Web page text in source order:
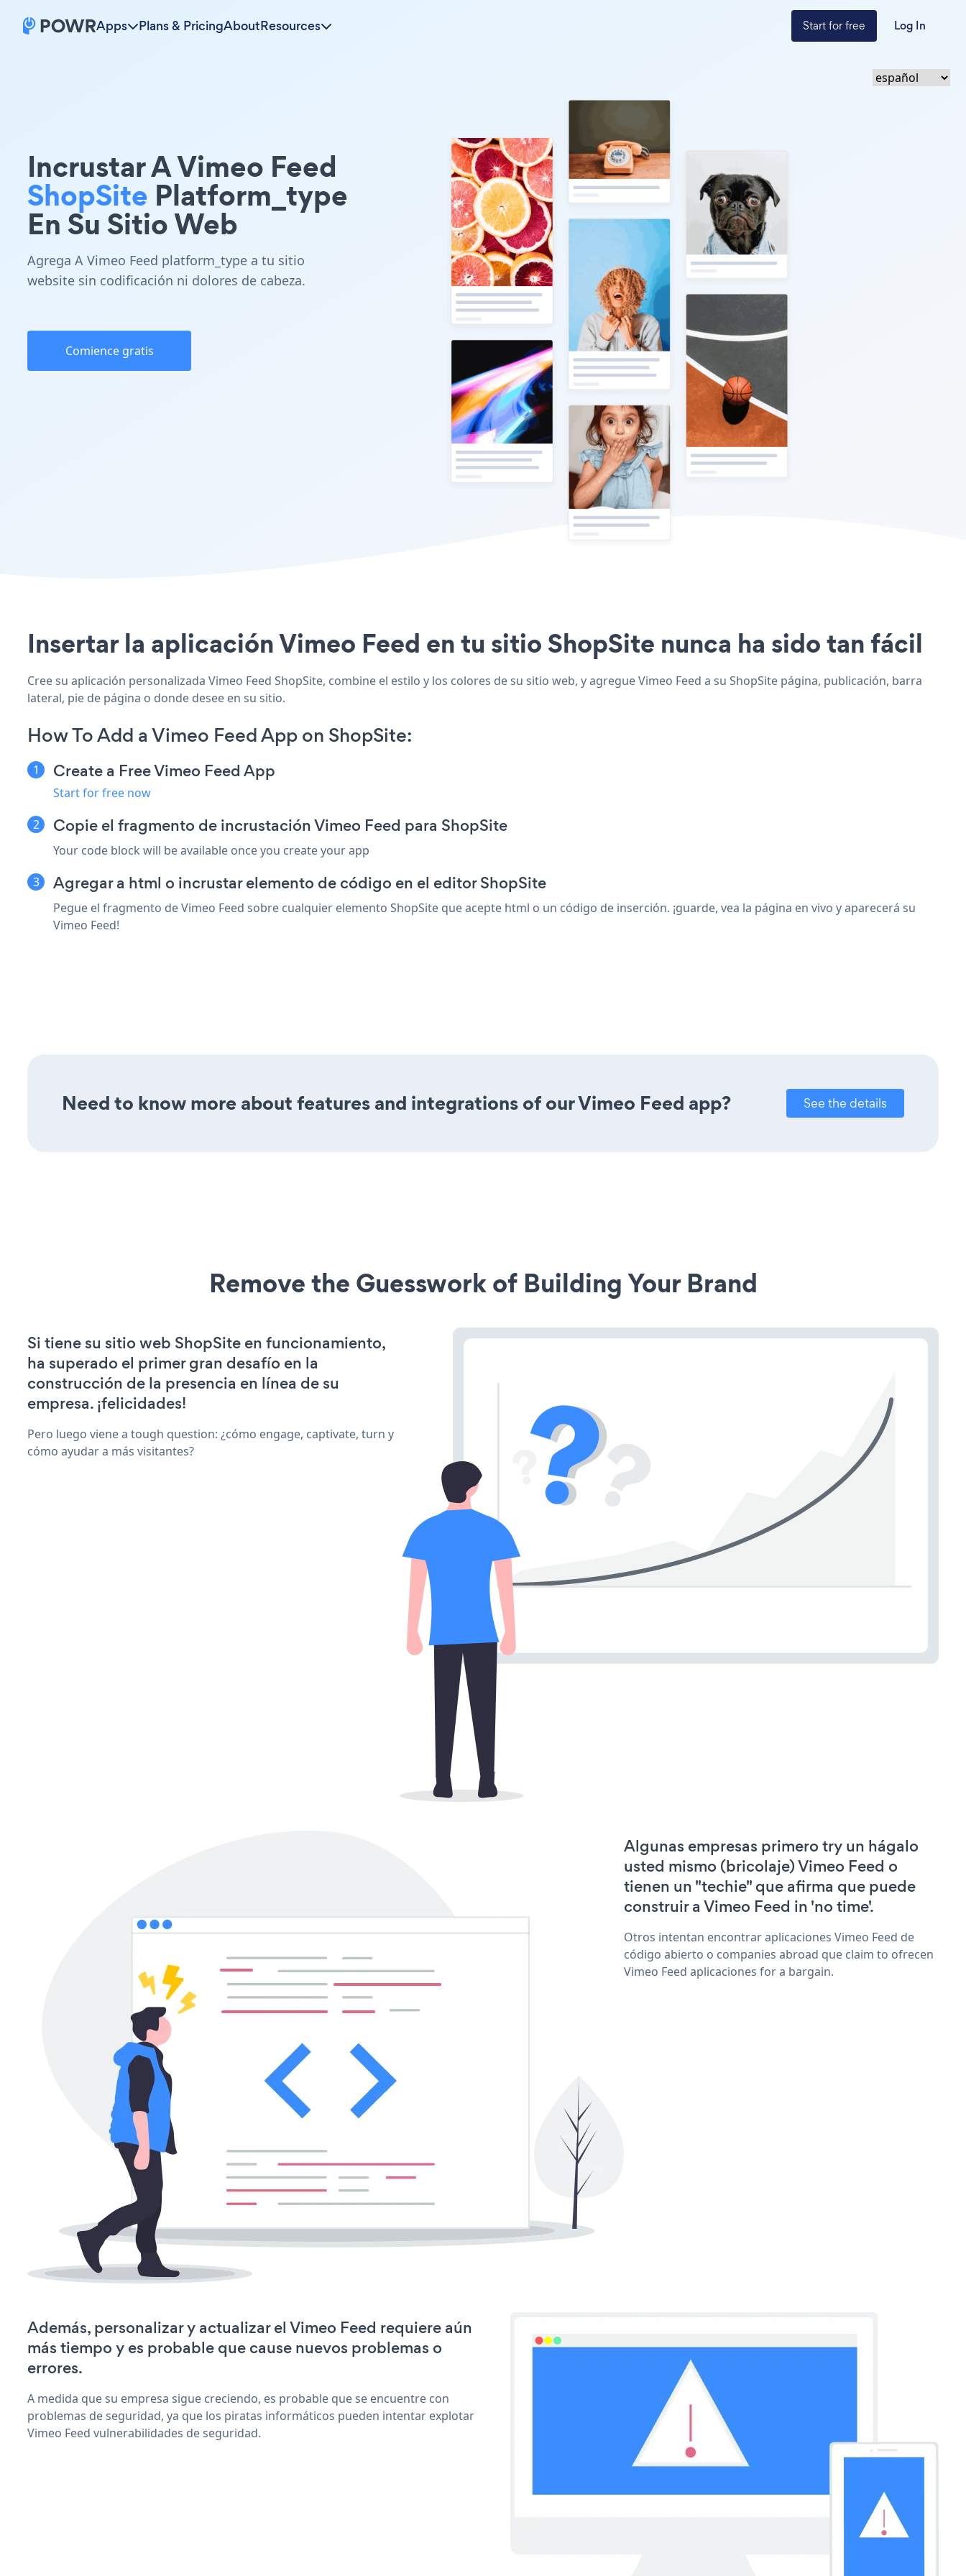
Apps Plans & PricingAboutResources Start for free Log In
Incrustar A Vimeo Feed
ShopSite Platform_type
En Su Sitio Web
Agrega A Vimeo Feed platform_type a tu sitio
website sin codificación ni dolores de cabeza.
Comience gratis
Insertar la aplicación Vimeo Feed en tu sitio ShopSite nunca ha sido tan fácil
Cree su aplicación personalizada Vimeo Feed ShopSite, combine el estilo y los colores de su sitio web, y agregue Vimeo Feed a su ShopSite página, publicación, barra
lateral, pie de página o donde desee en su sitio.
How To Add a Vimeo Feed App on ShopSite:
Create a Free Vimeo Feed App
Start for free now
Copie el fragmento de incrustación Vimeo Feed para ShopSite
Your code block will be available once you create your app
Agregar a html o incrustar elemento de código en el editor ShopSite
Pegue el fragmento de Vimeo Feed sobre cualquier elemento ShopSite que acepte html o un código de inserción. ¡guarde, vea la página en vivo y aparecerá su
Vimeo Feed!
Need to know more about features and integrations of our Vimeo Feed app? See the details
Remove the Guesswork of Building Your Brand
Si tiene su sitio web ShopSite en funcionamiento,
ha superado el primer gran desafío en la
construcción de la presencia en línea de su
empresa. ¡felicidades!
Pero luego viene a tough question: ¿cómo engage, captivate, turn y
cómo ayudar a más visitantes?
Algunas empresas primero try un hágalo
usted mismo (bricolaje) Vimeo Feed o
tienen un "techie" que afirma que puede
construir a Vimeo Feed in 'no time'.
Otros intentan encontrar aplicaciones Vimeo Feed de
código abierto o companies abroad que claim to ofrecen
Vimeo Feed aplicaciones for a bargain.
Además, personalizar y actualizar el Vimeo Feed requiere aún
más tiempo y es probable que cause nuevos problemas o
errores.
A medida que su empresa sigue creciendo, es probable que se encuentre con
problemas de seguridad, ya que los piratas informáticos pueden intentar explotar
Vimeo Feed vulnerabilidades de seguridad.